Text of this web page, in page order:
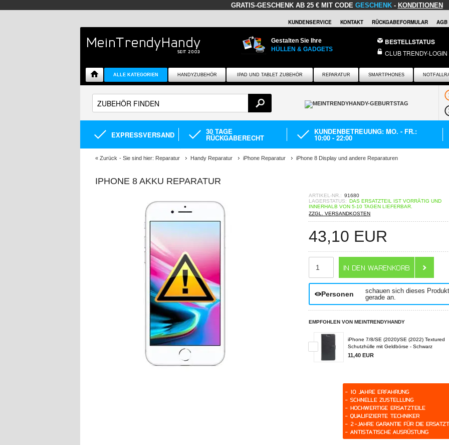
GRATIS-GESCHENK AB 25 € MIT CODE GESCHENK- KONDITIONEN
KUNDENSERVICE KONTAKT RÜCKGABEFORMULAR AGB
Gestalten Sie Ihre
HÜLLEN & GADGETS
BESTELLSTATUS
CLUB TRENDY-LOGIN
ALLE KATEGORIEN HANDYZUBEHÖR IPAD UND TABLET ZUBEHÖR REPARATUR SMARTPHONES
EXPRESSVERSAND 30 TAGE
RÜCKGABERECHT
KUNDENBETREUUNG: MO. - FR.:
10:00 - 22:00
« Zurück - Sie sind hier: Reparatur Handy Reparatur iPhone Reparatur iPhone 8 Display und andere Reparaturen
IPHONE 8 AKKU REPARATUR
ARTIKEL-NR.: 91680
LAGERSTATUS: DAS ERSATZTEIL IST VORRÄTIG UND
INNERHALB VON 5-10 TAGEN LIEFERBAR.
ZZGL. VERSANDKOSTEN
43,10 EUR
Personen
schauen sich dieses Produkt
gerade an.
EMPFOHLEN VON MEINTRENDYHANDY
iPhone 7/8/SE (2020)/SE (2022) Textured
Schutzhülle mit Geldbörse - Schwarz
11,40 EUR